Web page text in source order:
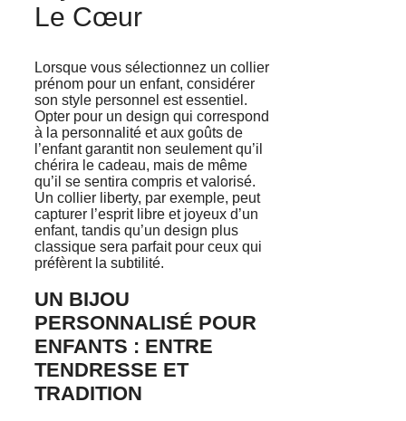
Le Cœur
Lorsque vous sélectionnez un collier
prénom pour un enfant, considérer
son style personnel est essentiel.
Opter pour un design qui correspond
à la personnalité et aux goûts de
l’enfant garantit non seulement qu’il
chérira le cadeau, mais de même
qu’il se sentira compris et valorisé.
Un collier liberty, par exemple, peut
capturer l’esprit libre et joyeux d’un
enfant, tandis qu’un design plus
classique sera parfait pour ceux qui
préfèrent la subtilité.
UN BIJOU
PERSONNALISÉ POUR
ENFANTS : ENTRE
TENDRESSE ET
TRADITION